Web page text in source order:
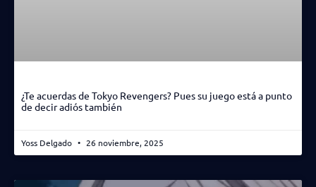
¿Te acuerdas de Tokyo Revengers? Pues su juego está a punto
de decir adiós también
Yoss Delgado 26 noviembre, 2025